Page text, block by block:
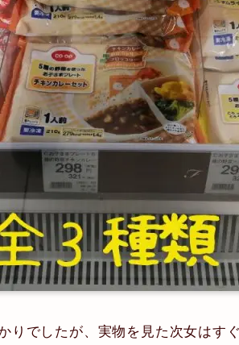
でしたが、実物を見た次女はすぐ